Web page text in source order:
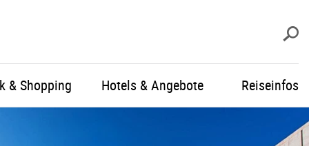
& Shopping Hotels & Angebote Reiseinfos